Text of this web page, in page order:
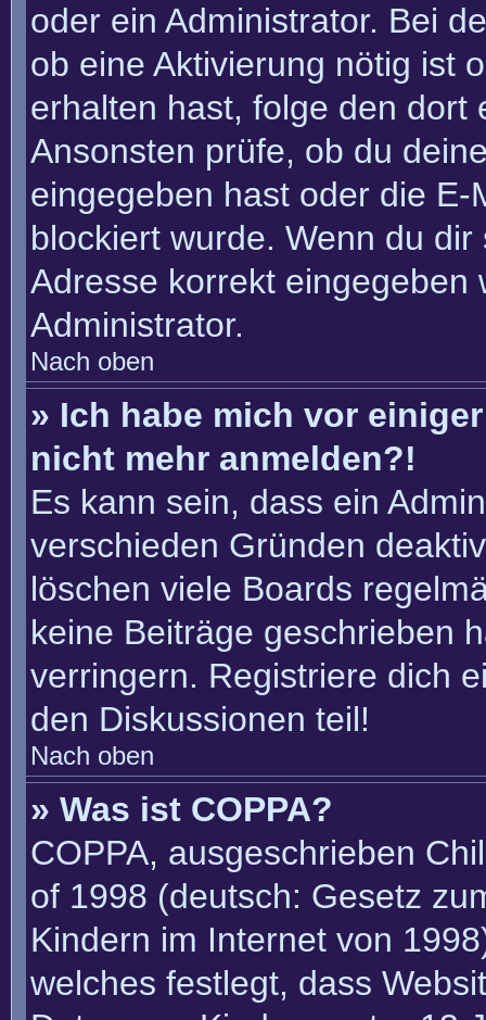
oder ein Administrator. Bei
ob eine Aktivierung nötig ist
erhalten hast, folge den dort
Ansonsten prüfe, ob du
eingegeben hast oder die
blockiert wurde. Wenn du
Adresse korrekt
Administrator.
Nach oben
» Ich habe mich vor
nicht mehr anmelden?!
Es kann sein, dass ein
verschieden Gründen
löschen viele Boards
keine Beiträge geschrieben
verringern. Registriere dich
den Diskussionen teil!
Nach oben
» Was ist COPPA?
COPPA, ausgeschrieben
of 1998 (deutsch: Gesetz
Kindern im Internet von
welches festlegt, dass